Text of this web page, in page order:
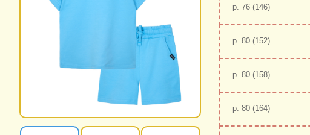
р. 76 (146)
р. 80 (152)
р. 80 (158)
р. 80 (164)